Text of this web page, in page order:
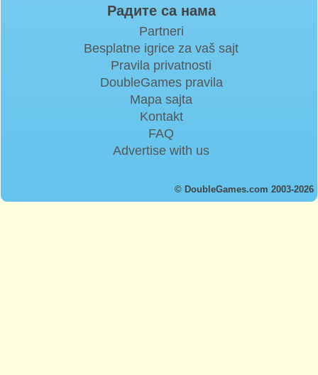
Радите са нама
Partneri
Besplatne igrice za vaš sajt
Pravila privatnosti
DoubleGames pravila
Mapa sajta
Kontakt
FAQ
Advertise with us
© DoubleGames.com 2003-2026